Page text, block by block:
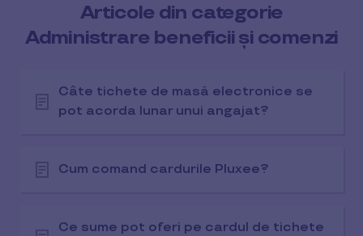
Articole din categorie
Administrare beneficii și comenzi
Câte tichete de masă electronice se
pot acorda lunar unui angajat?
Cum comand cardurile Pluxee?
Ce sume pot oferi pe cardul de tichete